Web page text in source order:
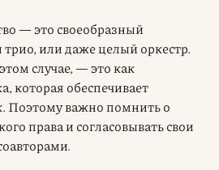
— это своеобразный
трио, или даже целый оркестр.
случае, — это как
которая обеспечивает
Поэтому важно помнить о
права и согласовывать свои